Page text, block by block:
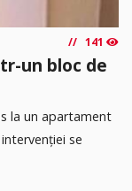
141
un bloc de
la un apartament
se